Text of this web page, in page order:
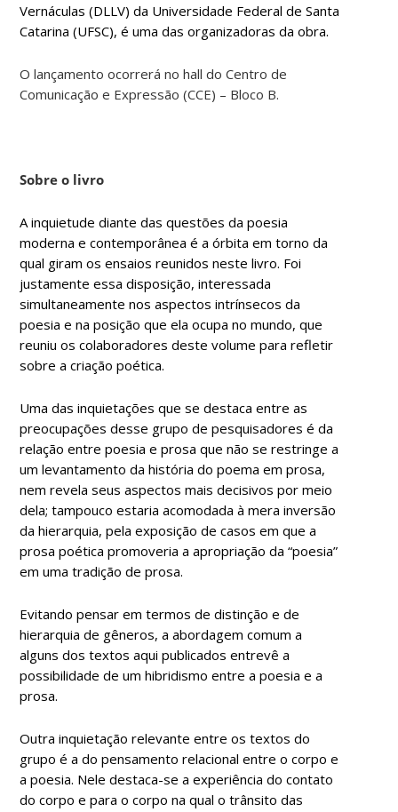
Vernáculas (DLLV) da Universidade Federal de Santa
Catarina (UFSC), é uma das organizadoras da obra.
O lançamento ocorrerá no hall do Centro de
Comunicação e Expressão (CCE) – Bloco B.
Sobre o livro
A inquietude diante das questões da poesia
moderna e contemporânea é a órbita em torno da
qual giram os ensaios reunidos neste livro. Foi
justamente essa disposição, interessada
simultaneamente nos aspectos intrínsecos da
poesia e na posição que ela ocupa no mundo, que
reuniu os colaboradores deste volume para refletir
sobre a criação poética.
Uma das inquietações que se destaca entre as
preocupações desse grupo de pesquisadores é da
relação entre poesia e prosa que não se restringe a
um levantamento da história do poema em prosa,
nem revela seus aspectos mais decisivos por meio
dela; tampouco estaria acomodada à mera inversão
da hierarquia, pela exposição de casos em que a
prosa poética promoveria a apropriação da “poesia”
em uma tradição de prosa.
Evitando pensar em termos de distinção e de
hierarquia de gêneros, a abordagem comum a
alguns dos textos aqui publicados entrevê a
possibilidade de um hibridismo entre a poesia e a
prosa.
Outra inquietação relevante entre os textos do
grupo é a do pensamento relacional entre o corpo e
a poesia. Nele destaca-se a experiência do contato
do corpo e para o corpo na qual o trânsito das